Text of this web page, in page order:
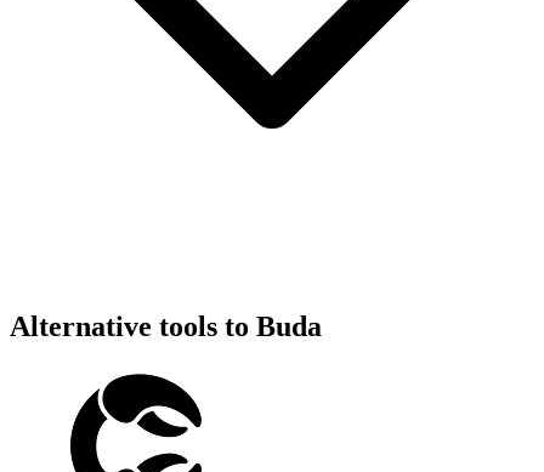
Alternative tools to Buda